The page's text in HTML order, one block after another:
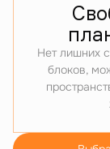
Нет лишних
блоков,